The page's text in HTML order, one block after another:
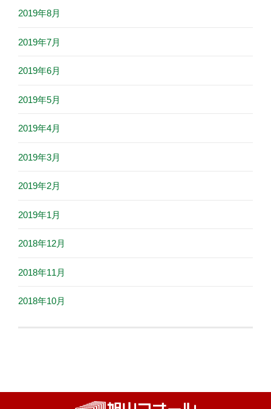
2019年8月
2019年7月
2019年6月
2019年5月
2019年4月
2019年3月
2019年2月
2019年1月
2018年12月
2018年11月
2018年10月